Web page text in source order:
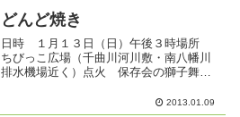
どんど焼き
日時 １月１３日（日）午後３時場所
ちびっこ広場（千曲川河川敷・南八幡川
排水機場近く）点火 保存会の獅子舞奉
収方法１３日（日）午前９時より、各戸
2013.01.09